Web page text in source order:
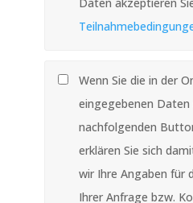
Wenn Sie die in der
eingegebenen Daten
nachfolgenden
erklären Sie sich
wir Ihre Angaben für
Ihrer Anfrage bzw.